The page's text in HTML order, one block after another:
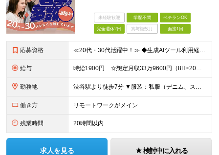
未経験歓迎 学歴不問 ベテランOK
完全週休2日 賞与複数月 面接1回
応募資格 ≪20代・30代活躍中！≫ ◆生成AIツール利用経験 ※いずれかで問題ありません（プライベート可） ・Midjourney/Stable Diffusion/Runway/Pika/Adobe Fir
給与 時給1900円 ☆想定月収33万9600円（8H×20日+残業15H） ※交通費全額支給 ※在宅日数に応じて、在宅勤務手当あり
勤務地 渋谷駅より徒歩7分 ▼服装：私服（デニム、スニーカーOK） ▼働き方：週3日出社、週2日在宅勤務 ※月・水・金曜日は出社です ▼受動喫煙対策：屋内原則禁煙（喫煙専用室あり）
働き方 リモートワークがメイン
残業時間 20時間以内
求人を見る 検討中に入れる